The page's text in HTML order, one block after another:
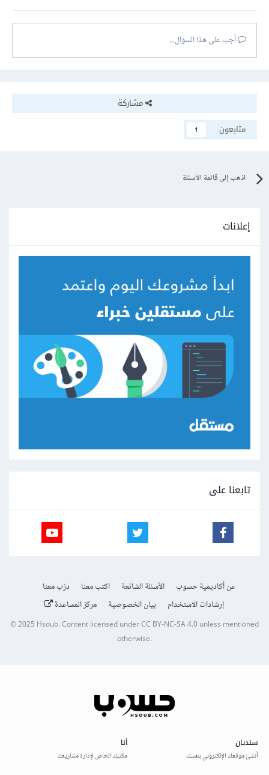
أجب على هذا السؤال...
مشاركة
متابعون
1
اذهب إلى قائمة الأسئلة
إعلانات
تابعنا على
عن أكاديمية حسوب الأسئلة الشائعة اكتب معنا
درّب معنا
إرشادات الاستخدام
بيان الخصوصية مركز المساعدة
© 2025Hsoub.Content licensed underCC BY-NC-SA 4.0unless mentioned
otherwise.